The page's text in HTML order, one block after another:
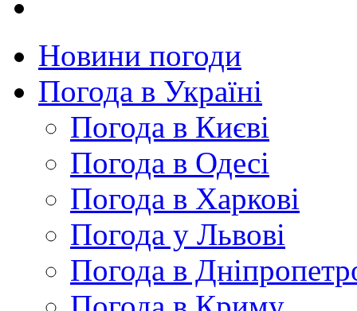
Новини погоди
Погода в Україні
Погода в Києві
Погода в Одесі
Погода в Харкові
Погода у Львові
Погода в